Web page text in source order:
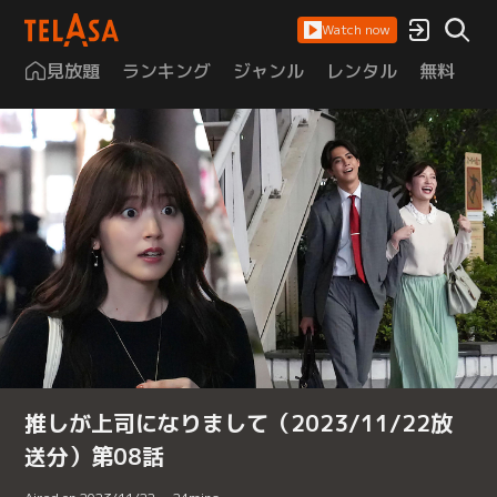
Watch now
見放題 ランキング ジャンル レンタル 無料
推しが上司になりまして（2023/11/22放
送分）第08話